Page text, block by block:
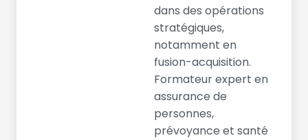
dans des opérations
stratégiques,
notamment en
fusion-acquisition.
Formateur expert en
assurance de
personnes,
prévoyance et santé